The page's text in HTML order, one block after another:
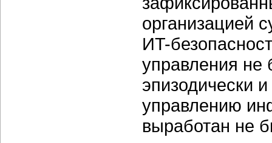
организацией
ИT-
управления не
эпизодически
управлению
выработан не